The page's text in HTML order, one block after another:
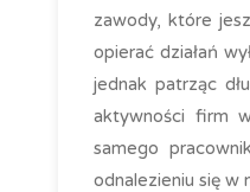
zawody, które
opierać działań
jednak patrząc
aktywności firm
samego
odnalezieniu się w